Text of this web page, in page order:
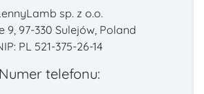
sp. z o.o.
9, 97-330 Sulejów, Poland
PL 521-375-26-14
Numer telefonu: